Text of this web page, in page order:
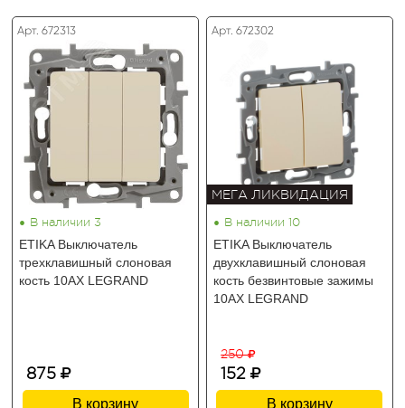
Арт. 672313
• В наличии 3
ETIKA Выключатель
трехклавишный слоновая
кость 10АХ LEGRAND
875
В корзину
Арт. 672302
МЕГА ЛИКВИДАЦИЯ
• В наличии 10
ETIKA Выключатель
двухклавишный слоновая
кость безвинтовые зажимы
10АХ LEGRAND
250
152
В корзину